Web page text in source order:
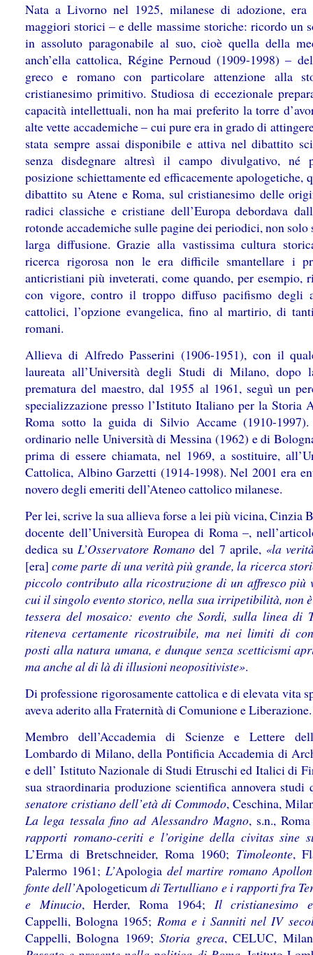
Nata a Livorno nel 1925, milanese di adozione, era
maggiori storici – e delle massime storiche: ricordo un
in assoluto paragonabile al suo, cioè quella della
anch’ella cattolica, Régine Pernoud (1909-1998) –
greco e romano con particolare attenzione alla
cristianesimo primitivo. Studiosa di eccezionale
capacità intellettuali, non ha mai preferito la torre
alte vette accademiche – cui pure era in grado di
stata sempre assai disponibile e attiva nel dibattito
senza disdegnare altresì il campo divulgativo, né
posizione schiettamente ed efficacemente apologetiche,
dibattito su Atene e Roma, sul cristianesimo delle
radici classiche e cristiane dell’Europa debordava
rotonde accademiche sulle pagine dei periodici, non solo
larga diffusione. Grazie alla vastissima cultura
ricerca rigorosa non le era difficile smantellare i
anticristiani più inveterati, come quando, per esempio,
con vigore, contro il troppo diffuso pacifismo degli
cattolici, l’opzione evangelica, fino al martirio, di
romani.
Allieva di Alfredo Passerini (1906-1951), con il
laureata all’Università degli Studi di Milano, dopo
prematura del maestro, dal 1955 al 1961, seguì un
specializzazione presso l’Istituto Italiano per la Storia
Roma sotto la guida di Silvio Accame (1910-
ordinario nelle Università di Messina (1962) e di
prima di essere chiamata, nel 1969, a sostituire,
Cattolica, Albino Garzetti (1914-1998). Nel 2001 era
novero degli emeriti dell’Ateneo cattolico milanese.
Per lei, scrive la sua allieva forse a lei più vicina, Cinzia
docente dell’Università Europea di Roma –,
dedica suL’Osservatore Romano del 7 aprile, «la
[era]come parte di una verità più grande, la ricerca
piccolo contributo alla ricostruzione di un affresco più
cui il singolo evento storico, nella sua irripetibilità, non
tessera del mosaico: evento che Sordi, sulla linea di
riteneva certamente ricostruibile, ma nei limiti di
posti alla natura umana, e dunque senza scetticismi
ma anche al di là di illusioni neopositiviste».
Di professione rigorosamente cattolica e di elevata vita
aveva aderito alla Fraternità di Comunione e Liberazione.
Membro dell’Accademia di Scienze e Lettere
Lombardo di Milano, della Pontificia Accademia di
e dell’ Istituto Nazionale di Studi Etruschi ed Italici di
sua straordinaria produzione scientifica annovera
senatore cristiano dell’età di Commodo, Ceschina,
La lega tessala fino ad Alessandro Magno, s.n.,
rapporti romano-ceriti e l’origine della civitas sine
L’Erma di Bretschneider, Roma 1960; Timoleonte,
Palermo 1961; L’Apologia del martire romano
fonte dell’Apologeticumdi Tertulliano e i rapporti fra
e Minucio, Herder, Roma 1964; Il cristianesimo
Cappelli, Bologna 1965; Roma e i Sanniti nel IV
Cappelli, Bologna 1969;Storia greca, CELUC,